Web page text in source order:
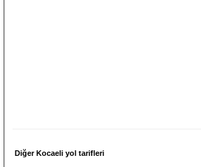
Diğer Kocaeli yol tarifleri